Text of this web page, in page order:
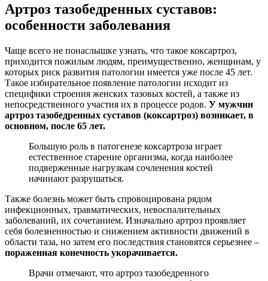
Артроз тазобедренных суставов:
особенности заболевания
Чаще всего не понаслышке узнать, что такое коксартроз,
приходится пожилым людям, преимущественно, женщинам, у
которых риск развития патологии имеется уже после 45 лет.
Такое избирательное появление патологии исходит из
специфики строения женских тазовых костей, а также из
непосредственного участия их в процессе родов. У мужчин
артроз тазобедренных суставов (коксартроз) возникает, в
основном, после 65 лет.
Большую роль в патогенезе коксартроза играет
естественное старение организма, когда наиболее
подверженные нагрузкам сочленения костей
начинают разрушаться.
Также болезнь может быть спровоцирована рядом
инфекционных, травматических, невоспалительных
заболеваний, их сочетанием. Изначально артроз проявляет
себя болезненностью и снижением активности движений в
области таза, но затем его последствия становятся серьезнее –
пораженная конечность укорачивается.
Врачи отмечают, что артроз тазобедренного